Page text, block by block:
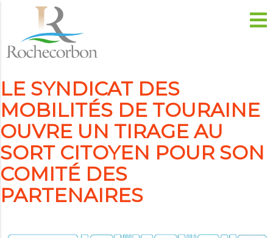
LE SYNDICAT DES
MOBILITÉS DE TOURAINE
OUVRE UN TIRAGE AU
SORT CITOYEN POUR SON
COMITÉ DES
PARTENAIRES